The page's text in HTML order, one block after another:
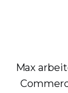
Max